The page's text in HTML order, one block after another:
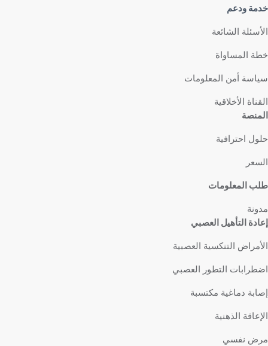
خدمة ودعم
الأسئلة الشائعة
خطة المساواة
سياسة أمن المعلومات
القناة الأخلاقية
المنصة
حلول احترافية
السعر
طلب المعلومات
مدونة
إعادة التأهيل العصبي
الأمراض التنكسية العصبية
اضطرابات التطور العصبي
إصابة دماغية مكتسبة
الإعاقة الذهنية
مرض نفسي